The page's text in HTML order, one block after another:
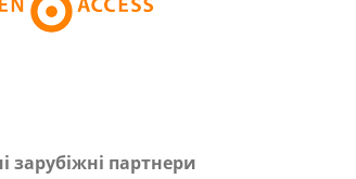
зарубіжні партнери